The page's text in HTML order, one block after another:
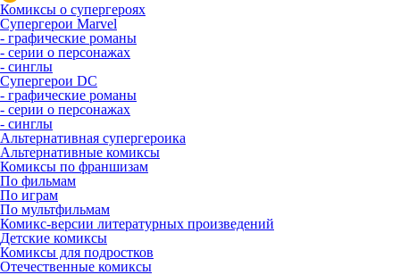
Комиксы о супергероях
Супергерои Marvel
- графические романы
- серии о персонажах
- синглы
Супергерои DC
- графические романы
- серии о персонажах
- синглы
Альтернативная супергероика
Альтернативные комиксы
Комиксы по франшизам
По фильмам
По играм
По мультфильмам
Комикс-версии литературных произведений
Детские комиксы
Комиксы для подростков
Отечественные комиксы